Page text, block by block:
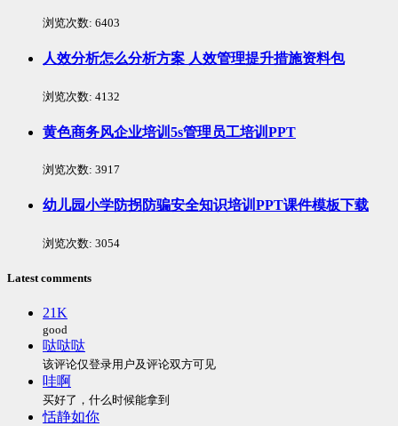
浏览次数: 6403
人效分析怎么分析方案 人效管理提升措施资料包
浏览次数: 4132
黄色商务风企业培训5s管理员工培训PPT
浏览次数: 3917
幼儿园小学防拐防骗安全知识培训PPT课件模板下载
浏览次数: 3054
Latest comments
21K
good
哒哒哒
该评论仅登录用户及评论双方可见
哇啊
买好了，什么时候能拿到
恬静如你